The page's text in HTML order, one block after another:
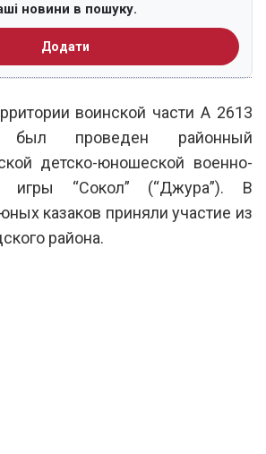
новини в пошуку.
Додати
воинской части А 2613
проведен районный
детско-юношеской военно-
игры “Сокол” (“Джура”). В
казаков приняли участие из
района.